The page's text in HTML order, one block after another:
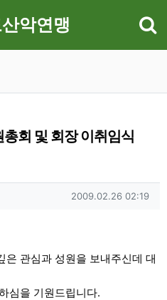
악연맹
회 및 회장 이취임식
작성일
2009.02.26 02:19
은 관심과 성원을 보내주신데 대
심을 기원드립니다.